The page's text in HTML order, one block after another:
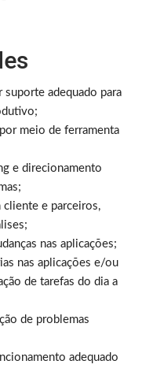
suporte adequado para
meio de ferramenta
e direcionamento
cliente e parceiros,
nas aplicações;
nas aplicações e/ou
de tarefas do dia a
de problemas
adequado